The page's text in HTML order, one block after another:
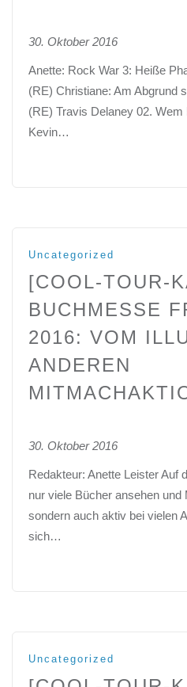
30. Oktober 2016
Anette: Rock War 3: Heiße
(RE) Christiane: Am Abgrund
(RE) Travis Delaney 02. Wem
Kevin…
Uncategorized
[COOL-TOUR-
BUCHMESSE
2016: VOM
ANDEREN
30. Oktober 2016
Redakteur: Anette Leister Auf
nur viele Bücher ansehen
sondern auch aktiv bei vielen
sich…
Uncategorized